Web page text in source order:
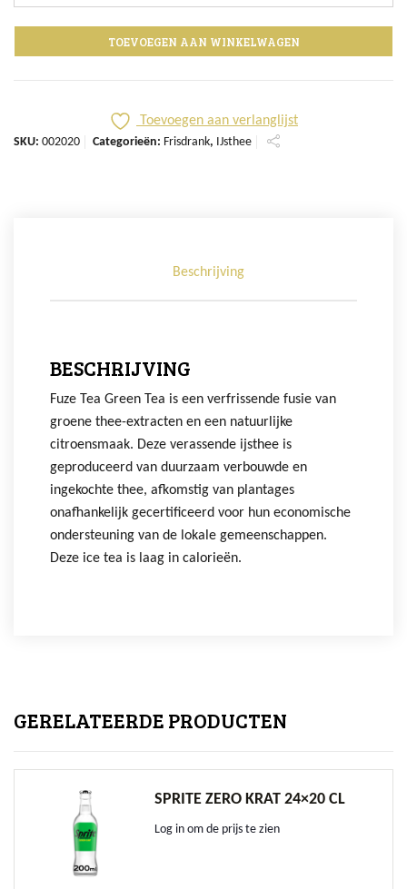
TOEVOEGEN AAN WINKELWAGEN
Toevoegen aan verlanglijst
SKU: 002020 Categorieën: Frisdrank, IJsthee
Beschrijving
BESCHRIJVING
Fuze Tea Green Tea is een verfrissende fusie van
groene thee-extracten en een natuurlijke
citroensmaak. Deze verassende ijsthee is
geproduceerd van duurzaam verbouwde en
ingekochte thee, afkomstig van plantages
onafhankelijk gecertificeerd voor hun economische
ondersteuning van de lokale gemeenschappen.
Deze ice tea is laag in calorieën.
GERELATEERDE PRODUCTEN
SPRITE ZERO KRAT 24×20 CL
Log in om de prijs te zien